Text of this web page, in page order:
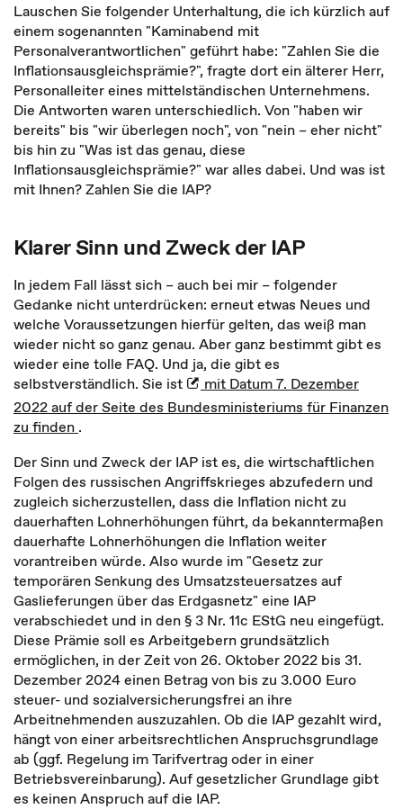
Lauschen Sie folgender Unterhaltung, die ich kürzlich auf
einem sogenannten "Kaminabend mit
Personalverantwortlichen" geführt habe: "Zahlen Sie die
Inflationsausgleichsprämie?", fragte dort ein älterer Herr,
Personalleiter eines mittelständischen Unternehmens.
Die Antworten waren unterschiedlich. Von "haben wir
bereits" bis "wir überlegen noch", von "nein – eher nicht"
bis hin zu "Was ist das genau, diese
Inflationsausgleichsprämie?" war alles dabei. Und was ist
mit Ihnen? Zahlen Sie die IAP?
Klarer Sinn und Zweck der IAP
In jedem Fall lässt sich – auch bei mir – folgender
Gedanke nicht unterdrücken: erneut etwas Neues und
welche Voraussetzungen hierfür gelten, das weiß man
wieder nicht so ganz genau. Aber ganz bestimmt gibt es
wieder eine tolle FAQ. Und ja, die gibt es
selbstverständlich. Sie ist
mit Datum 7. Dezember
2022 auf der Seite des Bundesministeriums für Finanzen
zu finden .
Der Sinn und Zweck der IAP ist es, die wirtschaftlichen
Folgen des russischen Angriffskrieges abzufedern und
zugleich sicherzustellen, dass die Inflation nicht zu
dauerhaften Lohnerhöhungen führt, da bekanntermaßen
dauerhafte Lohnerhöhungen die Inflation weiter
vorantreiben würde. Also wurde im "Gesetz zur
temporären Senkung des Umsatzsteuersatzes auf
Gaslieferungen über das Erdgasnetz" eine IAP
verabschiedet und in den § 3 Nr. 11c EStG neu eingefügt.
Diese Prämie soll es Arbeitgebern grundsätzlich
ermöglichen, in der Zeit von 26. Oktober 2022 bis 31.
Dezember 2024 einen Betrag von bis zu 3.000 Euro
steuer- und sozialversicherungsfrei an ihre
Arbeitnehmenden auszuzahlen. Ob die IAP gezahlt wird,
hängt von einer arbeitsrechtlichen Anspruchsgrundlage
ab (ggf. Regelung im Tarifvertrag oder in einer
Betriebsvereinbarung). Auf gesetzlicher Grundlage gibt
es keinen Anspruch auf die IAP.